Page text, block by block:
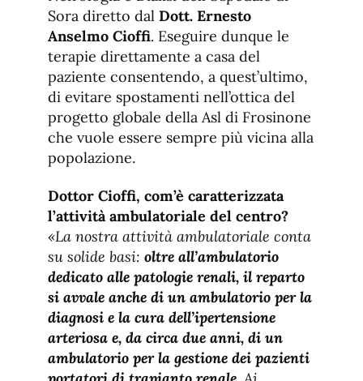
Sora diretto dal Dott. Ernesto
Anselmo Cioffi. Eseguire dunque le
terapie direttamente a casa del
paziente consentendo, a quest’ultimo,
di evitare spostamenti nell’ottica del
progetto globale della Asl di Frosinone
che vuole essere sempre più vicina alla
popolazione.
Dottor Cioffi, com’è caratterizzata
l’attività ambulatoriale del centro?
«La nostra attività ambulatoriale conta
su solide basi: oltre all’ambulatorio
dedicato alle patologie renali, il reparto
si avvale anche di un ambulatorio per la
diagnosi e la cura dell’ipertensione
arteriosa e, da circa due anni, di un
ambulatorio per la gestione dei pazienti